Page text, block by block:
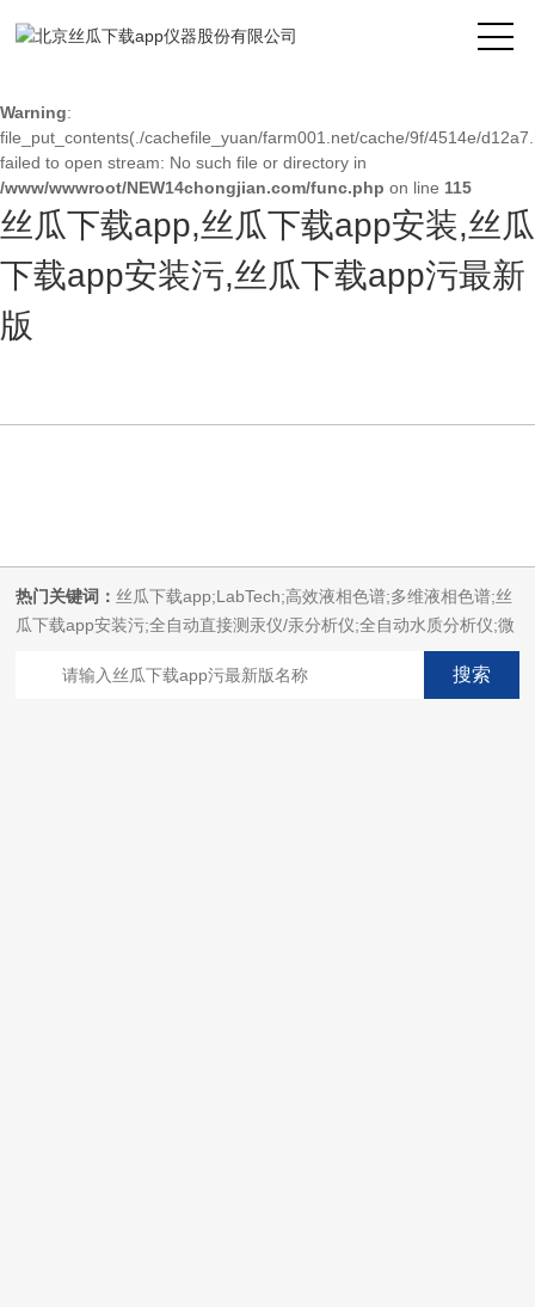
Warning: mkdir(): No space left on device in
Warning:
file_put_contents(./cachefile_yuan/farm001.net/cache/9f/4514e/
failed to open stream: No such file or directory in
/www/wwwroot/NEW14chongjian.com/func.php on line 115
丝瓜下载app,丝瓜下载app安装,丝瓜
下载app安装污,丝瓜下载app污最新
版
热门关键词： 丝瓜下载app;LabTech;高效液相色谱;多维液相色谱;丝
瓜下载app安装污;全自动直接测汞仪/汞分析仪;全自动水质分析仪;微
波消解萃取系统;微波合成系统;微波灰化磺化系统;全自动固相萃取系
统;Dryvap全自动溶剂蒸发系统;激光固体烧蚀进样系统;循环水冷却